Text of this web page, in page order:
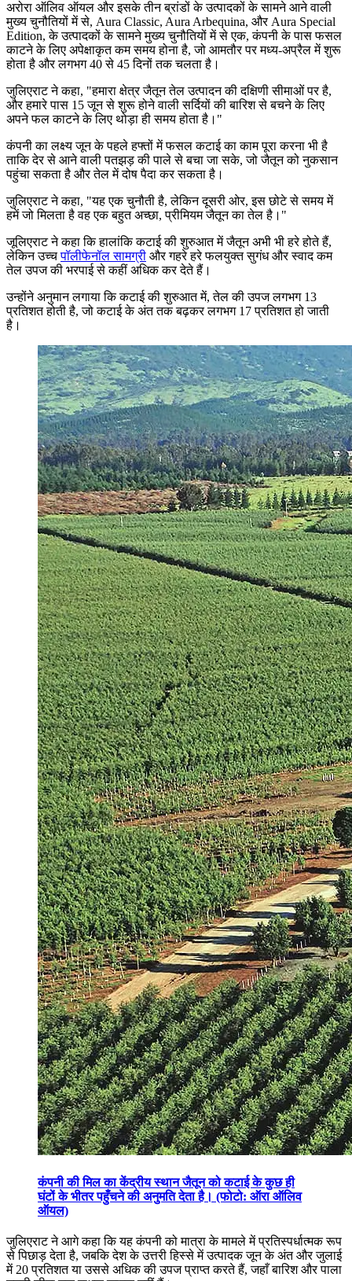
अरोरा ऑलिव ऑयल और इसके तीन ब्रांडों के उत्पादकों के सामने आने वाली
मुख्य चुनौतियों में से, Aura Classic, Aura Arbequina, और Aura Special
Edition, के उत्पादकों के सामने मुख्य चुनौतियों में से एक, कंपनी के पास फसल
काटने के लिए अपेक्षाकृत कम समय होना है, जो आमतौर पर मध्य-अप्रैल में शुरू
होता है और लगभग 40 से 45 दिनों तक चलता है।
जुलिएराट ने कहा, "हमारा क्षेत्र जैतून तेल उत्पादन की दक्षिणी सीमाओं पर है,
और हमारे पास 15 जून से शुरू होने वाली सर्दियों की बारिश से बचने के लिए
अपने फल काटने के लिए थोड़ा ही समय होता है।"
कंपनी का लक्ष्य जून के पहले हफ्तों में फसल कटाई का काम पूरा करना भी है
ताकि देर से आने वाली पतझड़ की पाले से बचा जा सके, जो जैतून को नुकसान
पहुंचा सकता है और तेल में दोष पैदा कर सकता है।
जुलिएराट ने कहा, "यह एक चुनौती है, लेकिन दूसरी ओर, इस छोटे से समय में
हमें जो मिलता है वह एक बहुत अच्छा, प्रीमियम जैतून का तेल है।"
जूलिएराट ने कहा कि हालांकि कटाई की शुरुआत में जैतून अभी भी हरे होते हैं,
लेकिन उच्चपॉलीफेनॉल सामग्री और गहरे हरे फलयुक्त सुगंध और स्वाद कम
तेल उपज की भरपाई से कहीं अधिक कर देते हैं।
उन्होंने अनुमान लगाया कि कटाई की शुरुआत में, तेल की उपज लगभग 13
प्रतिशत होती है, जो कटाई के अंत तक बढ़कर लगभग 17 प्रतिशत हो जाती
है।
कंपनी की मिल का केंद्रीय स्थान जैतून को कटाई के कुछ ही
घंटों के भीतर पहुँचने की अनुमति देता है। (फोटो: ऑरा ऑलिव
ऑयल)
जुलिएराट ने आगे कहा कि यह कंपनी को मात्रा के मामले में प्रतिस्पर्धात्मक रूप
से पिछाड़ देता है, जबकि देश के उत्तरी हिस्से में उत्पादक जून के अंत और जुलाई
में 20 प्रतिशत या उससे अधिक की उपज प्राप्त करते हैं, जहाँ बारिश और पाला